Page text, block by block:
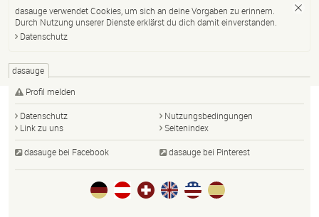
dasauge verwendet Cookies, um sich an deine Vorgaben zu erinnern.
Durch Nutzung unserer Dienste erklärst du dich damit einverstanden.
Datenschutz
dasauge
Profil melden
Datenschutz
Nutzungsbedingungen
Link zu uns
Seitenindex
dasauge bei Facebook dasauge bei Pinterest